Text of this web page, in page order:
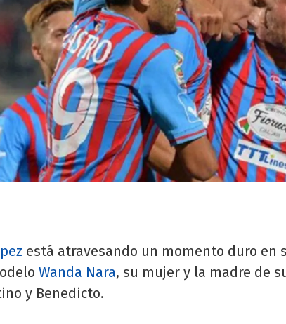
está atravesando un momento duro en
Wanda Nara, su mujer y la madre de
y Benedicto.